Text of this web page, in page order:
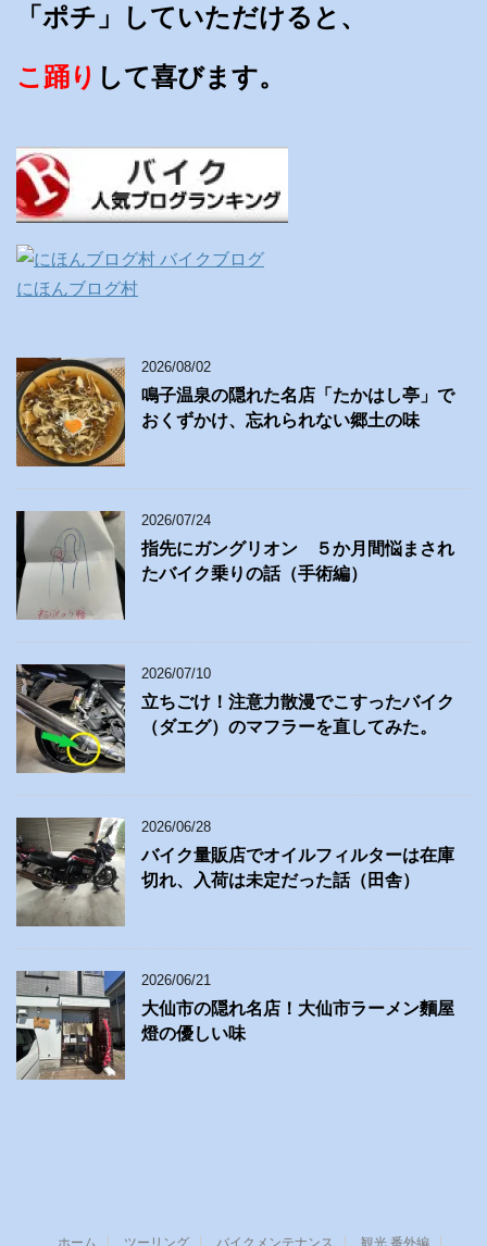
「ポチ」していただけると、
こ踊り して喜びます。
にほんブログ村
2026/08/02
鳴子温泉の隠れた名店「たかはし亭」で
おくずかけ、忘れられない郷土の味
2026/07/24
指先にガングリオン ５か月間悩まされ
たバイク乗りの話（手術編）
2026/07/10
立ちごけ！注意力散漫でこすったバイク
（ダエグ）のマフラーを直してみた。
2026/06/28
バイク量販店でオイルフィルターは在庫
切れ、入荷は未定だった話（田舎）
2026/06/21
大仙市の隠れ名店！大仙市ラーメン麵屋
燈の優しい味
ホーム ツーリング バイクメンテナンス 観光 番外編